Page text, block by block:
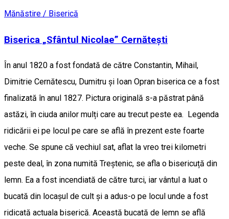
Mănăstire / Biserică
Biserica „Sfântul Nicolae” Cernătești
În anul 1820 a fost fondată de către Constantin, Mihail,
Dimitrie Cernătescu, Dumitru şi Ioan Opran biserica ce a fost
finalizată în anul 1827. Pictura originală s-a păstrat până
astăzi, în ciuda anilor mulți care au trecut peste ea. Legenda
ridicării ei pe locul pe care se află în prezent este foarte
veche. Se spune că vechiul sat, aflat la vreo trei kilometri
peste deal, în zona numită Treștenic, se afla o bisericuță din
lemn. Ea a fost incendiată de către turci, iar vântul a luat o
bucată din locașul de cult și a adus-o pe locul unde a fost
ridicată actuala biserică. Această bucată de lemn se află